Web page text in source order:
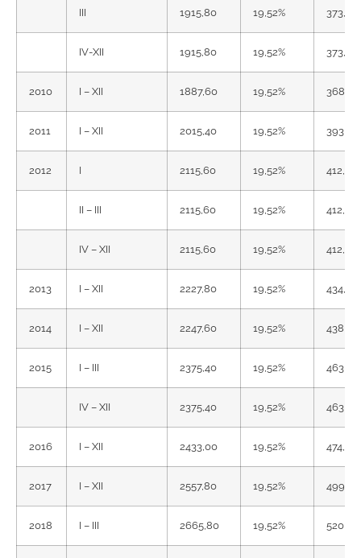
III 1915,80 19,52% 373,96
IV-XII 1915,80 19,52% 373,96
2010 I – XII 1887,60 19,52% 368,46
2011 I – XII 2015,40 19,52% 393,41
2012 I 2115,60 19,52% 412,97
II – III 2115,60 19,52% 412,97
IV – XII 2115,60 19,52% 412,97
2013 I – XII 2227,80 19,52% 434,87
2014 I – XII 2247,60 19,52% 438,73
2015 I – III 2375,40 19,52% 463,68
IV – XII 2375,40 19,52% 463,68
2016 I – XII 2433,00 19,52% 474,92
2017 I – XII 2557,80 19,52% 499,28
2018 I – III 2665,80 19,52% 520,36